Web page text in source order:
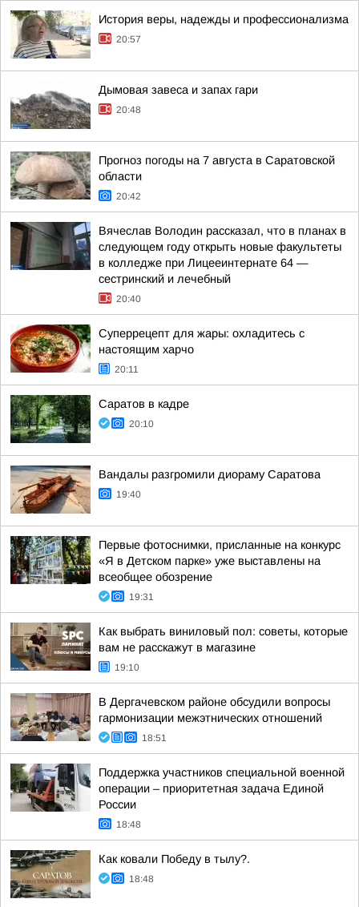
История веры, надежды и профессионализма
20:57
Дымовая завеса и запах гари
20:48
Прогноз погоды на 7 августа в Саратовской
области
20:42
Вячеслав Володин рассказал, что в планах в
следующем году открыть новые факультеты
в колледже при Лицееинтернате 64 —
сестринский и лечебный
20:40
Суперрецепт для жары: охладитесь с
настоящим харчо
20:11
Саратов в кадре
20:10
Вандалы разгромили диораму Саратова
19:40
Первые фотоснимки, присланные на конкурс
«Я в Детском парке» уже выставлены на
всеобщее обозрение
19:31
Как выбрать виниловый пол: советы, которые
вам не расскажут в магазине
19:10
В Дергачевском районе обсудили вопросы
гармонизации межэтнических отношений
18:51
Поддержка участников специальной военной
операции – приоритетная задача Единой
России
18:48
Как ковали Победу в тылу?.
18:48